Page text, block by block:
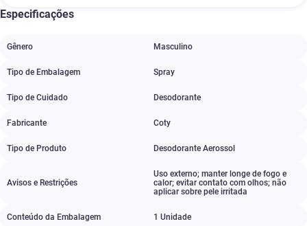
Especificações
Gênero Masculino
Tipo de Embalagem Spray
Tipo de Cuidado Desodorante
Fabricante Coty
Tipo de Produto Desodorante Aerossol
Avisos e Restrições
Uso externo; manter longe de fogo e
calor; evitar contato com olhos; não
aplicar sobre pele irritada
Conteúdo da Embalagem 1 Unidade